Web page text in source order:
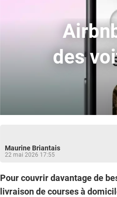
des
Maurine Briantais
22 mai 2026 17:55
Pour couvrir davantage de
livraison de courses à